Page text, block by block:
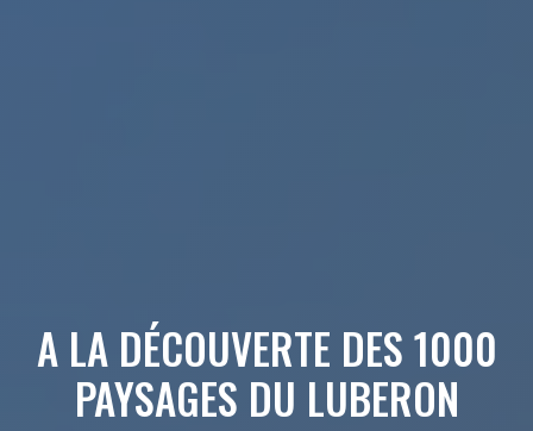
A LA DÉCOUVERTE DES 1000
PAYSAGES DU LUBERON